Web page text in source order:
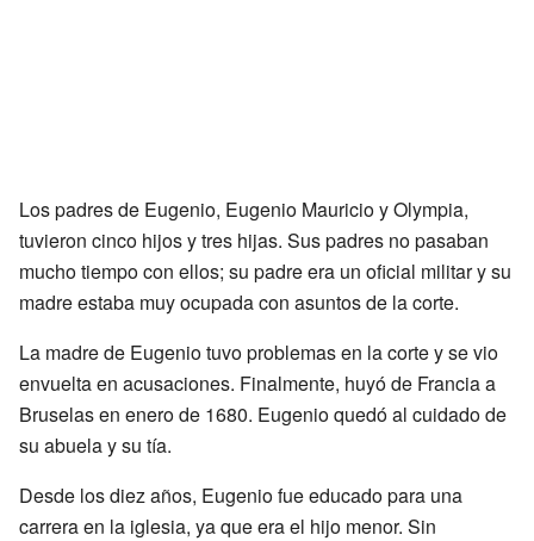
Los padres de Eugenio, Eugenio Mauricio y Olympia,
tuvieron cinco hijos y tres hijas. Sus padres no pasaban
mucho tiempo con ellos; su padre era un oficial militar y su
madre estaba muy ocupada con asuntos de la corte.
La madre de Eugenio tuvo problemas en la corte y se vio
envuelta en acusaciones. Finalmente, huyó de Francia a
Bruselas en enero de 1680. Eugenio quedó al cuidado de
su abuela y su tía.
Desde los diez años, Eugenio fue educado para una
carrera en la iglesia, ya que era el hijo menor. Sin